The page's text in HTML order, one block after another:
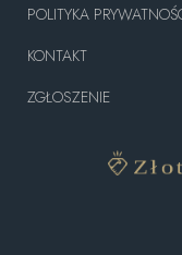
POLITYKA
KONTAKT
ZGŁOSZENIE